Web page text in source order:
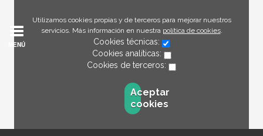
Utilizamos cookies propias y de terceros para mejorar nuestros
servicios. Más información en nuestra política de cookies.
Cookies técnicas:
Cookies analíticas:
Cookies de terceros:
Aceptar
cookies
MENÚ